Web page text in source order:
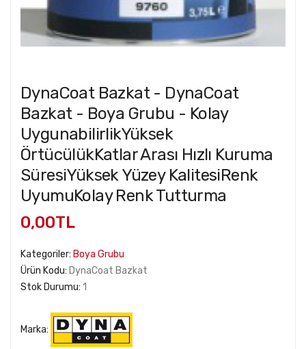
DynaCoat Bazkat - DynaCoat
Bazkat - Boya Grubu - Kolay
UygunabilirlikYüksek
ÖrtücülükKatlar Arası Hızlı Kuruma
SüresiYüksek Yüzey KalitesiRenk
UyumuKolay Renk Tutturma
0,00TL
Kategoriler: Boya Grubu
Ürün Kodu: DynaCoat Bazkat
Stok Durumu: 1
Marka: